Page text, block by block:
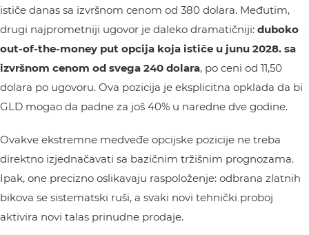
ističe danas sa izvršnom cenom od 380 dolara. Međutim,
drugi najprometniji ugovor je daleko dramatičniji: duboko
out-of-the-money put opcija koja ističe u junu 2028. sa
izvršnom cenom od svega 240 dolara, po ceni od 11,50
dolara po ugovoru. Ova pozicija je eksplicitna opklada da bi
GLD mogao da padne za još 40% u naredne dve godine.
Ovakve ekstremne medveđe opcijske pozicije ne treba
direktno izjednačavati sa bazičnim tržišnim prognozama.
Ipak, one precizno oslikavaju raspoloženje: odbrana zlatnih
bikova se sistematski ruši, a svaki novi tehnički proboj
aktivira novi talas prinudne prodaje.